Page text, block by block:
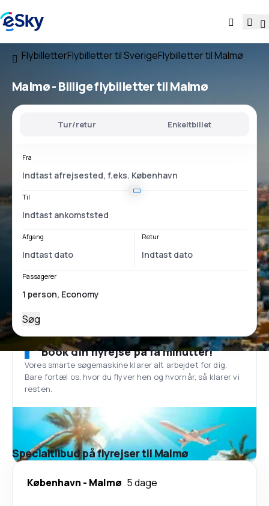
FlybilletterFlybilletter til SverigeFlybilletter til Malmø
Malmø - Billige flybilletter til Malmø
Tur/retur Enkeltbillet
Fra
Til
Afgang Retur
Passagerer
Søg
Book din flyrejse på få minutter!
Vores smarte søgemaskine klarer alt arbejdet for dig.
Bare fortæl os, hvor du flyver hen og hvornår, så klarer vi
resten.
Specialtilbud på flyrejser til Malmø
København - Malmø 5 dage